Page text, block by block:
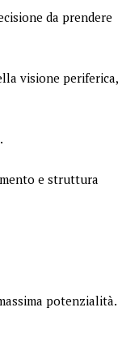
da prendere
visione periferica,
e struttura
potenzialità.